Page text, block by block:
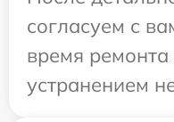
согласуем с
время
устранением